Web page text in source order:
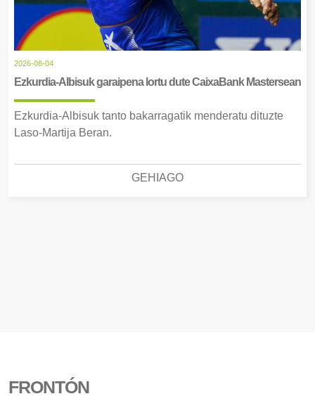
2026-08-04
Ezkurdia-Albisuk garaipena lortu dute CaixaBank Mastersean
Ezkurdia-Albisuk tanto bakarragatik menderatu dituzte
Laso-Martija Beran.
GEHIAGO
FRONTÓN